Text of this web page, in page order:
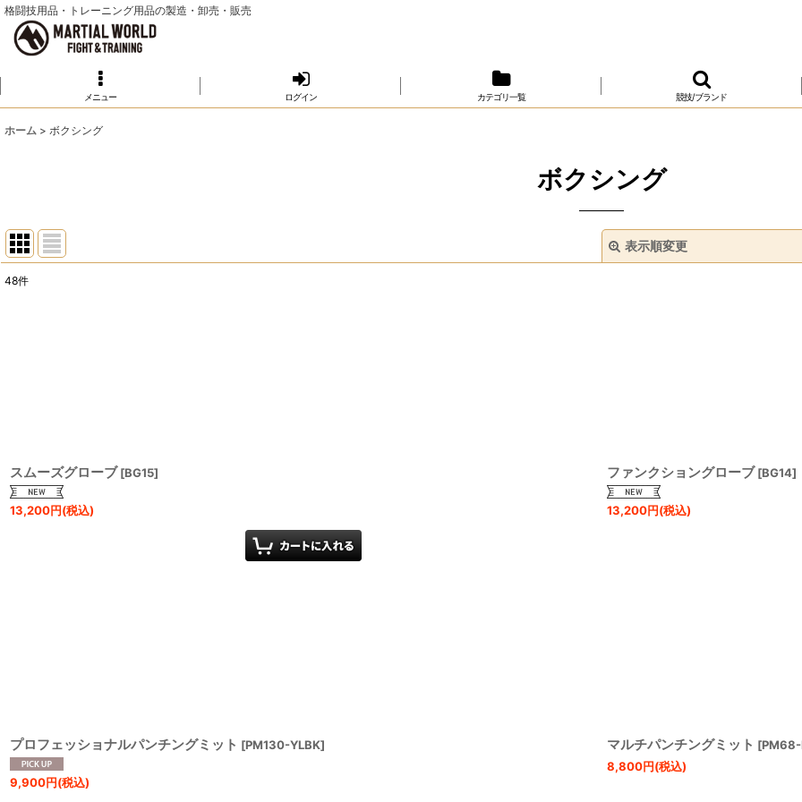
格闘技用品・トレーニング用品の製造・卸売・販売
メニュー ログイン カテゴリ一覧 競技/ブランド
ホーム > ボクシング
ボクシング
表示順変更
48件
スムーズグローブ [BG15]
13,200円(税込)
ファンクショングローブ [BG14]
13,200円(税込)
プロフェッショナルパンチングミット [PM130-YLBK]
9,900円(税込)
マルチパンチングミット [PM68-
8,800円(税込)